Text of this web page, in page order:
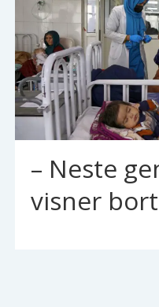
– Neste
visner bort